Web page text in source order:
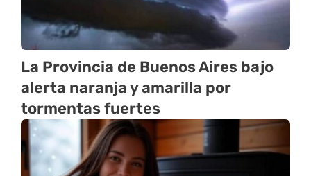
La Provincia de Buenos Aires bajo
alerta naranja y amarilla por
tormentas fuertes